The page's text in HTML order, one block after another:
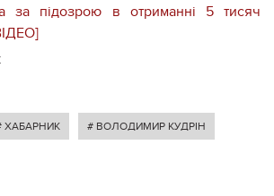
за підозрою в отриманні 5 тисяч
ХАБАРНИК # ВОЛОДИМИР КУДРІН